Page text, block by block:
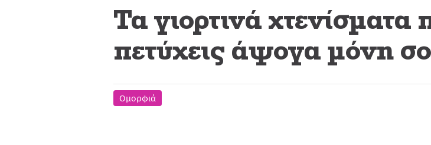
Τα γιορτινά χτενίσματα
πετύχεις άψογα μόνη
Ομορφιά